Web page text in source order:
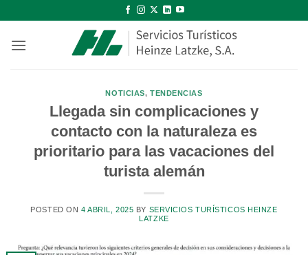
contenido
NOTICIAS, TENDENCIAS
Llegada sin complicaciones y
contacto con la naturaleza es
prioritario para las vacaciones del
turista alemán
POSTED ON 4 ABRIL, 2025 BY SERVICIOS TURÍSTICOS HEINZE
LATZKE